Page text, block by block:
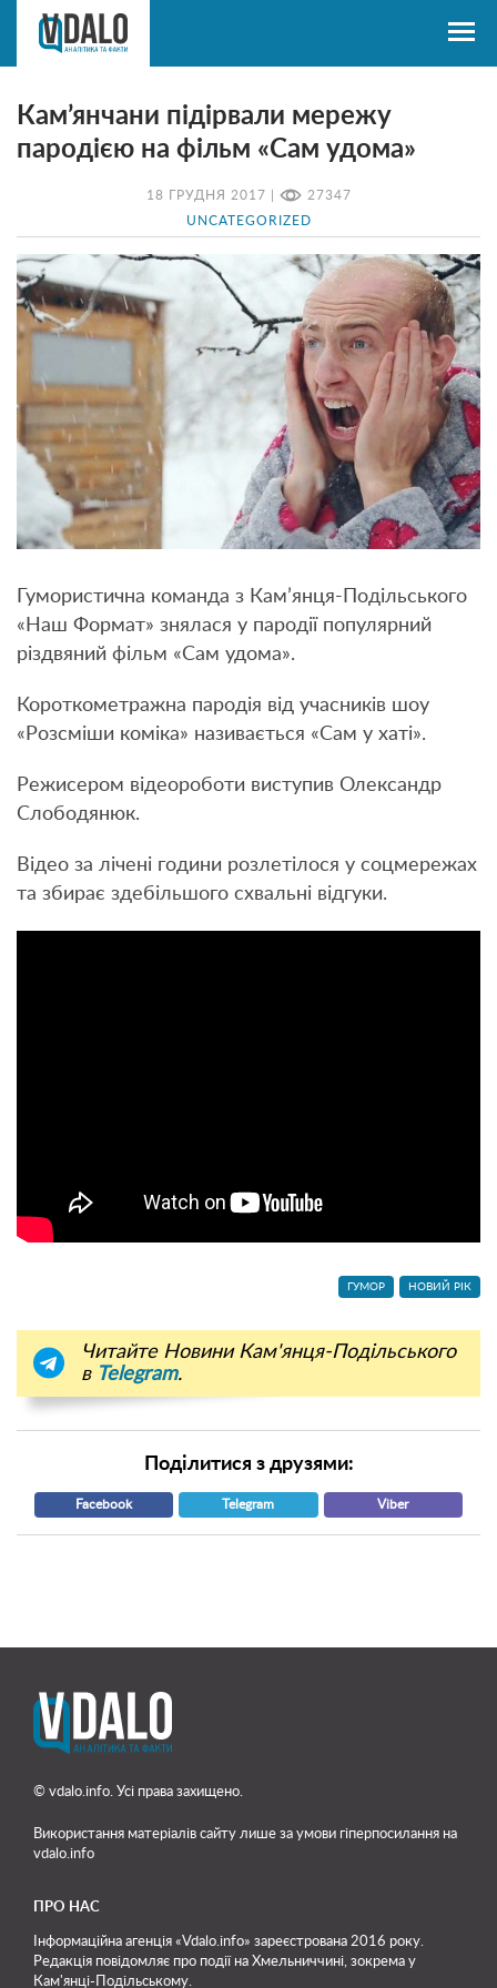
18 ГРУДНЯ 2017 | 27347
UNCATEGORIZED
Кам’янчани підірвали мережу
пародією на фільм «Сам удома»
Гумористична команда з Кам’янця-Подільського
«Наш Формат» знялася у пародії популярний
різдвяний фільм «Сам удома».
Короткометражна пародія від учасників шоу
«Розсміши коміка» називається «Сам у хаті».
Режисером відеороботи виступив Олександр
Слободянюк.
Відео за лічені години розлетілося у соцмережах
та збирає здебільшого схвальні відгуки.
ГУМОР НОВИЙ РІК
Читайте Новини Кам'янця-Подільського
в Telegram.
Поділитися з друзями:
Facebook Telegram Viber
© vdalo.info. Усі права захищено.
Використання матеріалів сайту лише за умови гіперпосилання на
vdalo.info
ПРО НАС
Інформаційна агенція «Vdalo.info» зареєстрована 2016 року.
Редакція повідомляє про події на Хмельниччині, зокрема у
Кам'янці-Подільському.